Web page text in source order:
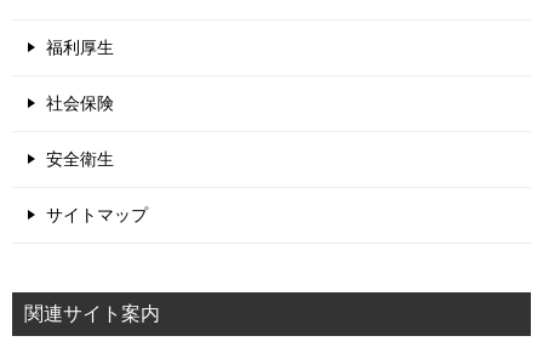
福利厚生
社会保険
安全衛生
サイトマップ
関連サイト案内